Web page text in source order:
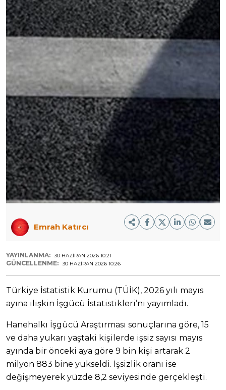
Emrah Katırcı
YAYINLANMA: 30 HAZIRAN 2026 10:21
GÜNCELLENME: 30 HAZIRAN 2026 10:26
Türkiye İstatistik Kurumu (TÜİK), 2026 yılı mayıs
ayına ilişkin İşgücü İstatistikleri’ni yayımladı.
Hanehalkı İşgücü Araştırması sonuçlarına göre, 15
ve daha yukarı yaştaki kişilerde işsiz sayısı mayıs
ayında bir önceki aya göre 9 bin kişi artarak 2
milyon 883 bine yükseldi. İşsizlik oranı ise
değişmeyerek yüzde 8,2 seviyesinde gerçekleşti.